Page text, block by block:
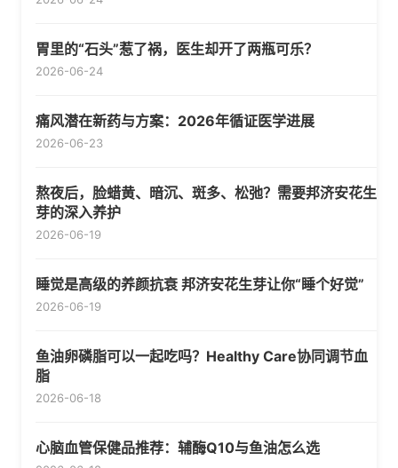
胃里的“石头”惹了祸，医生却开了两瓶可乐？
2026-06-24
痛风潜在新药与方案：2026年循证医学进展
2026-06-23
熬夜后，脸蜡黄、暗沉、斑多、松弛？需要邦济安花生
芽的深入养护
2026-06-19
睡觉是高级的养颜抗衰 邦济安花生芽让你“睡个好觉”
2026-06-19
鱼油卵磷脂可以一起吃吗？Healthy Care协同调节血
脂
2026-06-18
心脑血管保健品推荐：辅酶Q10与鱼油怎么选